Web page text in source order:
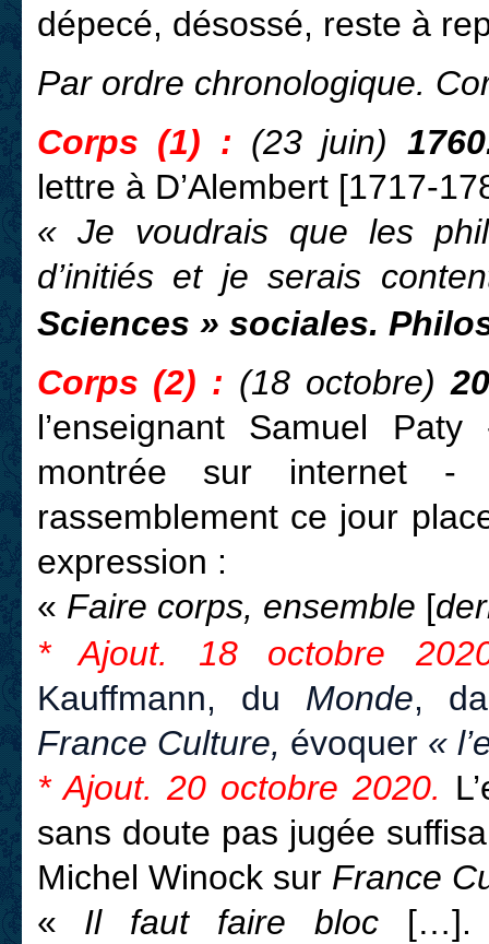
dépecé, désossé, reste à
Par ordre chronologique.
Corps (1) : (23 juin)
lettre à D’Alembert [1717-
« Je voudrais que les
d’initiés et je serais
Sciences » sociales.
Corps (2) : (18 octobre)
l’enseignant Samuel
montrée sur internet -
rassemblement ce jour
expression :
« Faire corps, ensemble [
* Ajout. 18 octobre
Kauffmann, du Monde,
France Culture, évoquer«
* Ajout. 20 octobre 2020.
sans doute pas jugée
Michel Winock sur France
« Il faut faire bloc